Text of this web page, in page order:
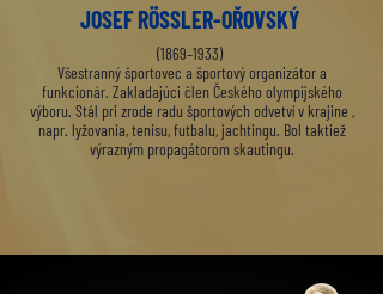
JOSEF RÖSSLER-OŘOVSKÝ
(1869–1933)
Všestranný športovec a športový organizátor a
funkcionár. Zakladajúci člen Českého olympijského
výboru. Stál pri zrode radu športových odvetví v krajine ,
napr. lyžovania, tenisu, futbalu, jachtingu. Bol taktiež
výrazným propagátorom skautingu.